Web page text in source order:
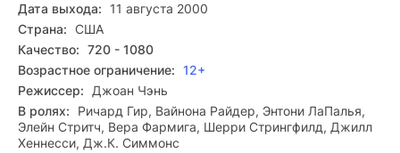
Дата выхода:
11 августа 2000
Страна: США
Качество: 720 - 1080
Возрастное ограничение: 12+
Режиссер:
Джоан Чэнь
В ролях:
Ричард Гир, Вайнона Райдер, Энтони ЛаПалья,
Элейн Стритч, Вера Фармига, Шерри Стрингфилд, Джилл
Хеннесси, Дж.К. Симмонс